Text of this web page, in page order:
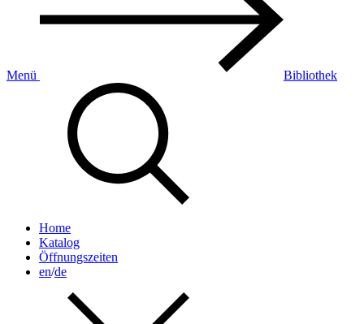
Menü Bibliothek
Home
Katalog
Öffnungszeiten
en/de